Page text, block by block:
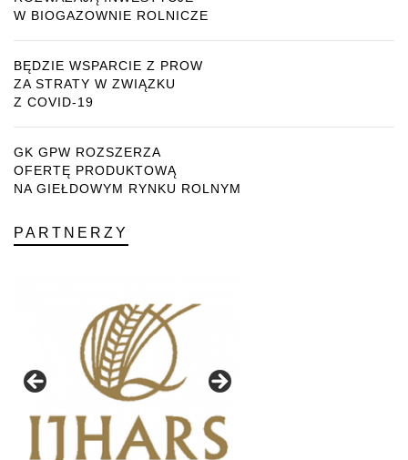
W BIOGAZOWNIE ROLNICZE
BĘDZIE WSPARCIE Z PROW
ZA STRATY W ZWIĄZKU
Z COVID-19
GK GPW ROZSZERZA
OFERTĘ PRODUKTOWĄ
NA GIEŁDOWYM RYNKU ROLNYM
PARTNERZY